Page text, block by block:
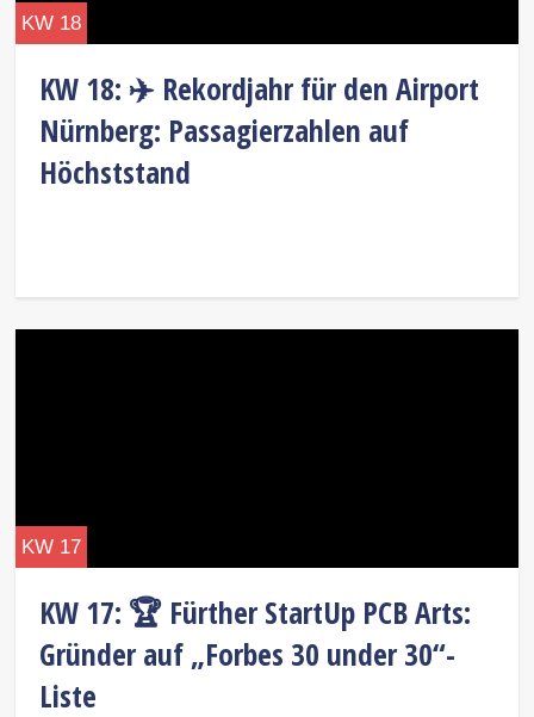
KW 18: ✈️ Rekordjahr für den Airport
Nürnberg: Passagierzahlen auf
Höchststand
KW 18
KW 17: 🏆 Fürther StartUp PCB Arts:
Gründer auf „Forbes 30 under 30“-
Liste
KW 17